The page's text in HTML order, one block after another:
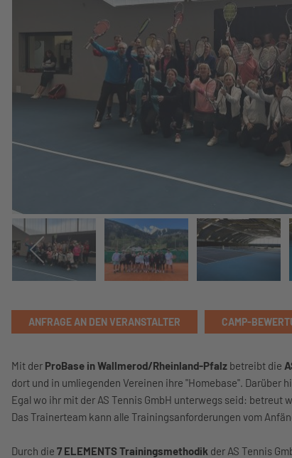
ANFRAGE AN DEN VERANSTALTER CAMP-
Mit der ProBase in Wallmerod/Rheinland-Pfalz betreibt die
dort und in umliegenden Vereinen ihre "Homebase". Darüber
Egal wo ihr mit der AS Tennis GmbH unterwegs seid: betreut
Das Trainerteam kann alle Trainingsanforderungen vom
Durch die 7 ELEMENTS Trainingsmethodik der AS Tennis